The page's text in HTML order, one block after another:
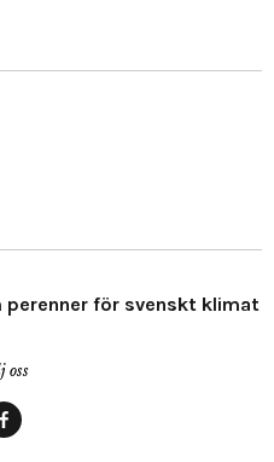
perenner för svenskt klimat
oss